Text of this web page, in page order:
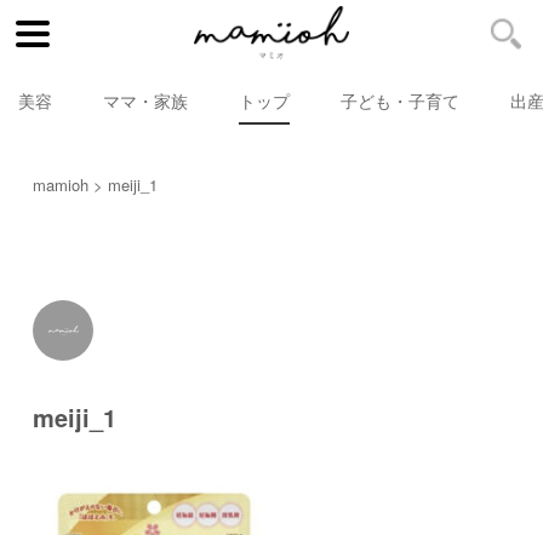
美容 ママ・家族 トップ 子ども・子育て 出
mamioh meiji_1
meiji_1